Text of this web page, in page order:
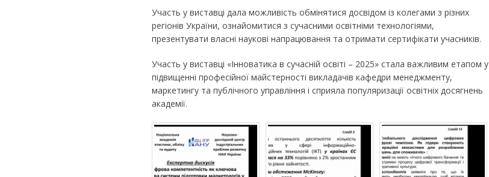
Участь у виставці дала можливість обмінятися досвідом із колегами з різних
регіонів України, ознайомитися з сучасними освітніми технологіями,
презентувати власні наукові напрацювання та отримати сертифікати учасників.
Участь у виставці «Інноватика в сучасній освіті – 2025» стала важливим етапом у
підвищенні професійної майстерності викладачів кафедри менеджменту,
маркетингу та публічного управління і сприяла популяризації освітніх досягнень
академії.